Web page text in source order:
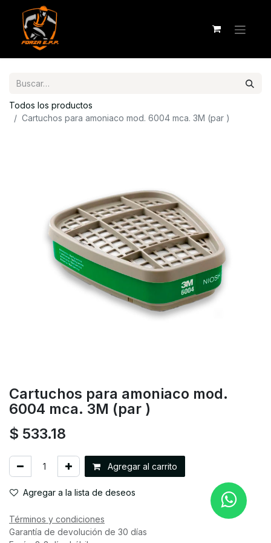
Todos los productos
Cartuchos para amoniaco mod. 6004 mca. 3M (par )
Cartuchos para amoniaco mod.
6004 mca. 3M (par )
$ 533.18
Agregar al carrito
Agregar a la lista de deseos
Términos y condiciones
Garantía de devolución de 30 días